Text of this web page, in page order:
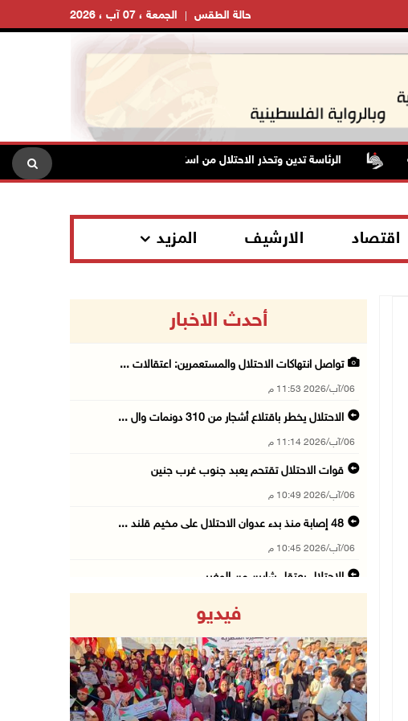
الجمعة ، 07 آب ، 2026 حالة الطقس
الرئاسة تدين وتحذر الاحتلال من استمرار حربه الشاملة على الشعب
اقتصاد الارشيف المزيد
أحدث الاخبار
تواصل انتهاكات الاحتلال والمستعمرين: اعتقالات ...
06/آب/2026 11:53 م
الاحتلال يخطر باقتلاع أشجار من 310 دونمات وال ...
06/آب/2026 11:14 م
قوات الاحتلال تقتحم يعبد جنوب غرب جنين
06/آب/2026 10:49 م
48 إصابة منذ بدء عدوان الاحتلال على مخيم قلند ...
06/آب/2026 10:45 م
الاحتلال يعتقل شابين من المغير
06/آب/2026 10:01 م
رئيس بلدية الخليل يطلع وفدا أميركيا على تطورا ...
06/آب/2026 09:59 م
فيديو
Previous Next